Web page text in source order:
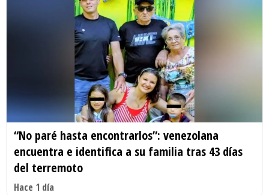
“No paré hasta encontrarlos”: venezolana
encuentra e identifica a su familia tras 43 días
del terremoto
Hace 1 día